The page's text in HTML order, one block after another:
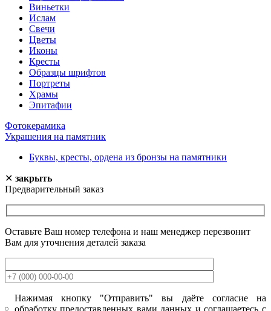
Виньетки
Ислам
Свечи
Цветы
Иконы
Кресты
Образцы шрифтов
Портреты
Храмы
Эпитафии
Фотокерамика
Украшения на памятник
Буквы, кресты, ордена из бронзы на памятники
✕ закрыть
Предварительный заказ
Оставьте Ваш номер телефона и наш менеджер перезвонит
Вам для уточнения деталей заказа
Нажимая кнопку "Отправить" вы даёте согласие на
обработку предоставленных вами данных и соглашаетесь с